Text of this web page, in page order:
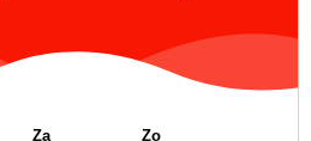
Za Zo